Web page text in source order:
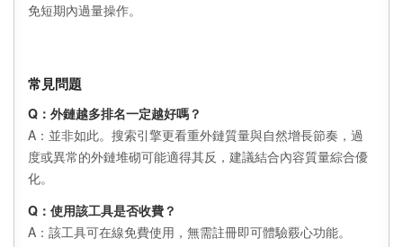
免短期內過量操作。
常見問題
Q：外鏈越多排名一定越好嗎？
A：並非如此。搜索引擎更看重外鏈質量與自然增長節奏，過
度或異常的外鏈堆砌可能適得其反，建議結合內容質量綜合優
化。
Q：使用該工具是否收費？
A：該工具可在線免費使用，無需註冊即可體驗覈心功能。